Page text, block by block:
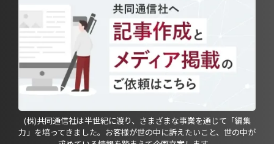
(株)共同通信社は半世紀に渡り、さまざまな事業を通じて「編集
力」を培ってきました。お客様が世の中に訴えたいこと、世の中が